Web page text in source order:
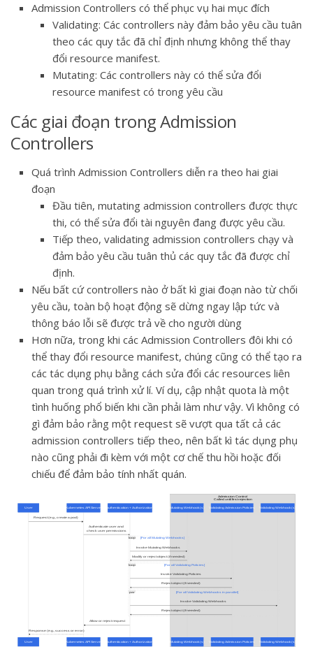
Admission Controllers có thể phục vụ hai mục đích
Validating: Các controllers này đảm bảo yêu cầu tuân
theo các quy tắc đã chỉ định nhưng không thể thay
đổi resource manifest.
Mutating: Các controllers này có thể sửa đổi
resource manifest có trong yêu cầu
Các giai đoạn trong Admission
Controllers
Quá trình Admission Controllers diễn ra theo hai giai
đoạn
Đầu tiên, mutating admission controllers được thực
thi, có thể sửa đổi tài nguyên đang được yêu cầu.
Tiếp theo, validating admission controllers chạy và
đảm bảo yêu cầu tuân thủ các quy tắc đã được chỉ
định.
Nếu bất cứ controllers nào ở bất kì giai đoạn nào từ chối
yêu cầu, toàn bộ hoạt động sẽ dừng ngay lập tức và
thông báo lỗi sẽ được trả về cho người dùng
Hơn nữa, trong khi các Admission Controllers đôi khi có
thể thay đổi resource manifest, chúng cũng có thể tạo ra
các tác dụng phụ bằng cách sửa đổi các resources liên
quan trong quá trình xử lí. Ví dụ, cập nhật quota là một
tình huống phổ biến khi cần phải làm như vậy. Vì không có
gì đảm bảo rằng một request sẽ vượt qua tất cả các
admission controllers tiếp theo, nên bất kì tác dụng phụ
nào cũng phải đi kèm với một cơ chế thu hồi hoặc đối
chiếu để đảm bảo tính nhất quán.